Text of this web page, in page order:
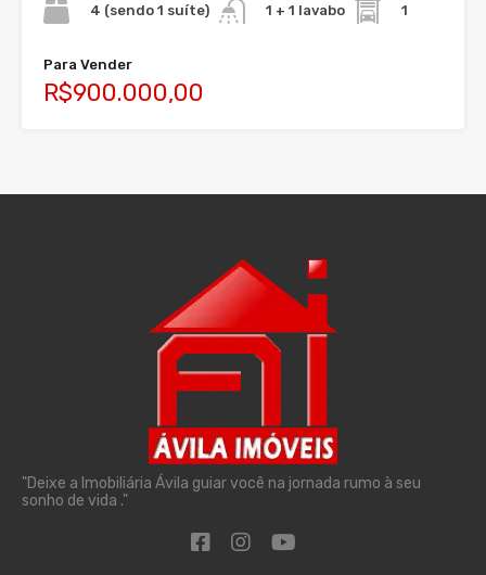
4 (sendo 1 suíte)
1 + 1 lavabo
1
Para Vender
R$900.000,00
"Deixe a Imobiliária Ávila guiar você na jornada rumo à seu
sonho de vida ."